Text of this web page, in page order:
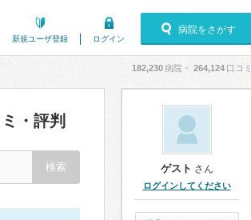
新規ユーザ登録 ログイン
病院をさがす
182,230病院・ 264,124 口コミ
・評判
ゲスト さん
ログインしてください